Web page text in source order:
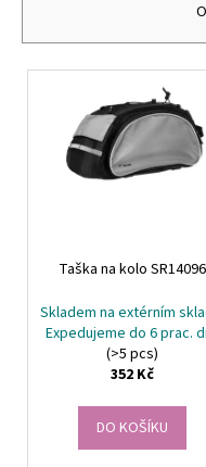
í
p
V
Taška na kolo SR14096
Skladem na extérním
Expedujeme do 6 prac.
(>5 pcs)
352 Kč
DO KOŠÍKU
m
e
VÝROBU